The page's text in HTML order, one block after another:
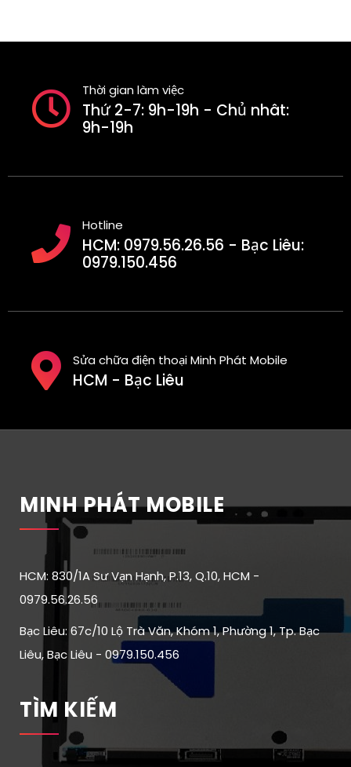
Thời gian làm việc
Thứ 2-7: 9h-19h - Chủ nhât:
9h-19h
Hotline
HCM: 0979.56.26.56 - Bạc Liêu:
0979.150.456
Sửa chữa điện thoại Minh Phát Mobile
HCM - Bạc Liêu
MINH PHÁT MOBILE
HCM: 830/1A Sư Vạn Hạnh, P.13, Q.10, HCM -
0979.56.26.56
Bạc Liêu: 67c/10 Lộ Trà Văn, Khóm 1, Phường 1, Tp. Bạc
Liêu, Bạc Liêu - 0979.150.456
TÌM KIẾM